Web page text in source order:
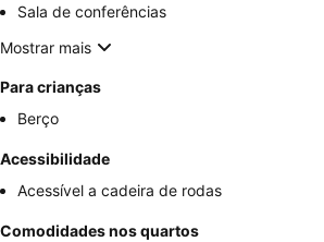
Sala de conferências
Mostrar mais
Para crianças
Berço
Acessibilidade
Acessível a cadeira de rodas
Comodidades nos quartos